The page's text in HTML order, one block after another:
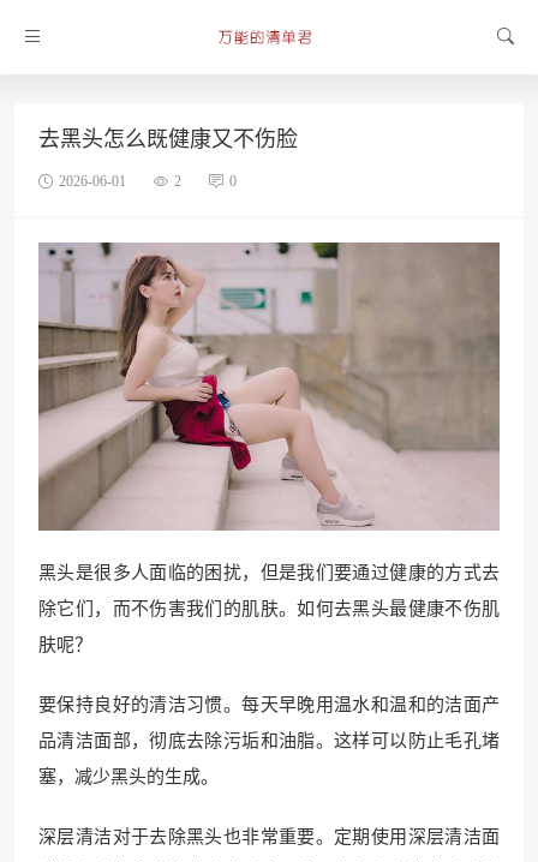
去黑头怎么既健康又不伤脸
2026-06-01 2 0
黑头是很多人面临的困扰，但是我们要通过健康的方式去
除它们，而不伤害我们的肌肤。如何去黑头最健康不伤肌
肤呢？
要保持良好的清洁习惯。每天早晚用温水和温和的洁面产
品清洁面部，彻底去除污垢和油脂。这样可以防止毛孔堵
塞，减少黑头的生成。
深层清洁对于去除黑头也非常重要。定期使用深层清洁面